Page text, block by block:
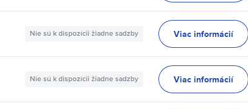
Nie sú k dispozícii žiadne sadzby Viac informácií
Nie sú k dispozícii žiadne sadzby Viac informácií